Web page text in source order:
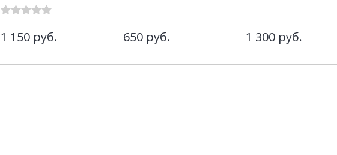
1 150 руб. 650 руб. 1 300 руб.